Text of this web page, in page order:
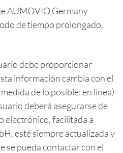
AUMOVIO Germany
de tiempo prolongado.
debe proporcionar
información cambia con el
de lo posible: en línea)
deberá asegurarse de
electrónico, facilitada a
esté siempre actualizada y
se pueda contactar con el